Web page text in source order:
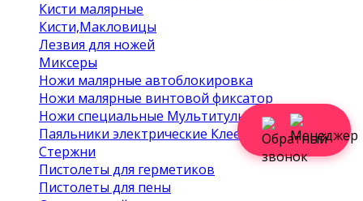
Кисти малярные
Кисти,Макловицы
Лезвия для ножей
Миксеры
Ножи малярные автоблокировка
Ножи малярные винтовой фиксатор
Ножи специальные Мультитулы Скребки
Паяльники электрические Клеевые пистолеты
Стержни
Пистолеты для герметиков
Пистолеты для пены
Связатьс
я с
менедже
ром
Войти